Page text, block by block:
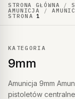
STRONA GŁÓWNA /
AMUNICJA /
STRONA 1
KATEGORIA
9mm
Amunicja 9mm
pistoletów